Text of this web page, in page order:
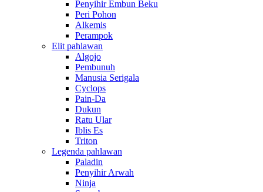
Penyihir Embun Beku
Peri Pohon
Alkemis
Perampok
Elit pahlawan
Algojo
Pembunuh
Manusia Serigala
Cyclops
Pain-Da
Dukun
Ratu Ular
Iblis Es
Triton
Legenda pahlawan
Paladin
Penyihir Arwah
Ninja